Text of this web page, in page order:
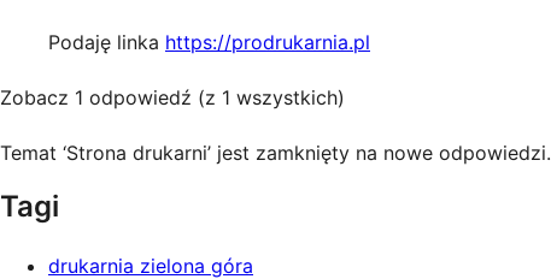
Podaję linka https://prodrukarnia.pl
Zobacz 1 odpowiedź (z 1 wszystkich)
Temat ‘Strona drukarni’ jest zamknięty na nowe odpowiedzi.
Tagi
drukarnia zielona góra